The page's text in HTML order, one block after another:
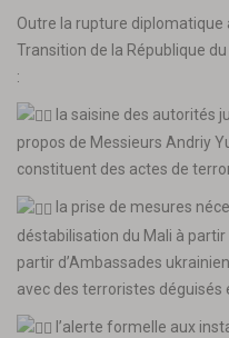
Outre la rupture diplomatique
Transition de la République
:
la saisine des autorités
propos de Messieurs Andriy
constituent des actes de
la prise de mesures
déstabilisation du Mali à
partir d’Ambassades
avec des terroristes déguisés
l’alerte formelle aux